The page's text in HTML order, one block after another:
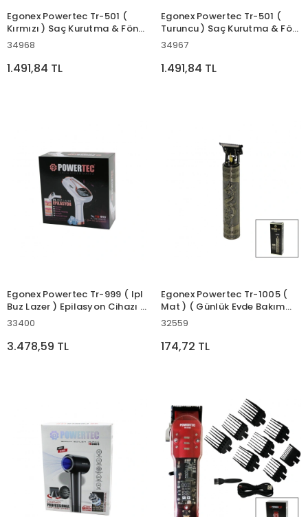
Egonex Powertec Tr-501 (
Kırmızı ) Saç Kurutma & Fön
Makinesi 2500w
34968
1.491,84 TL
Egonex Powertec Tr-501 (
Turuncu ) Saç Kurutma & Fön
Makinesi 2500w
34967
1.491,84 TL
Egonex Powertec Tr-999 ( Ipl
Buz Lazer ) Epilasyon Cihazı (
Fişli Şarjlı ) (dokunmatik Lcd
(otomatik & Mauel)*20
33400
3.478,59 TL
Egonex Powertec Tr-1005 (
Mat ) ( Günlük Evde Bakım
Vücut Kılı ) Ense & Sakal Traş
Baskılı Gövde) ( T Bıçak )
*100
32559
174,72 TL